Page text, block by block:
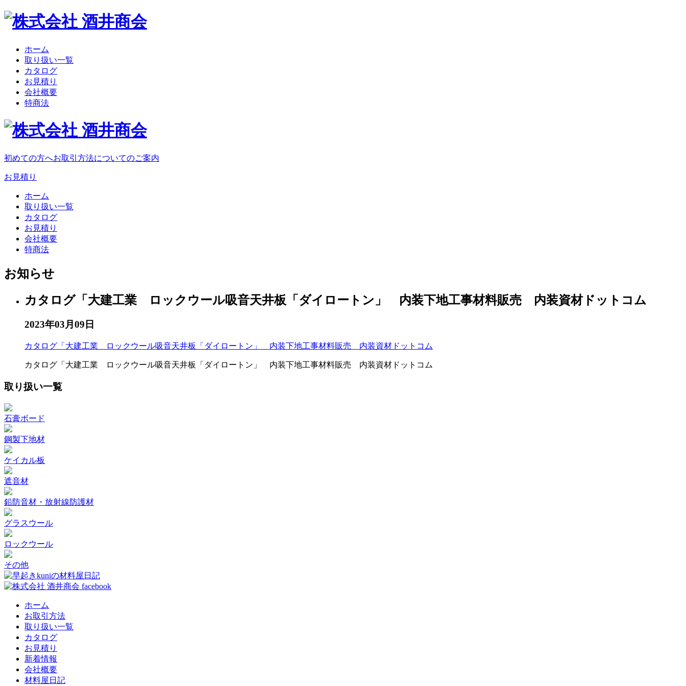
ホーム
取り扱い一覧
カタログ
お見積り
会社概要
特商法
初めての方へお取引方法についてのご案内
お見積り
ホーム
取り扱い一覧
カタログ
お見積り
会社概要
特商法
お知らせ
カタログ「大建工業 ロックウール吸音天井板「ダイロートン」 内装下地工事材料販売 内装資材ドットコム
2023年03月09日
カタログ「大建工業 ロックウール吸音天井板「ダイロートン」 内装下地工事材料販売 内装資材ドットコム
カタログ「大建工業 ロックウール吸音天井板「ダイロートン」 内装下地工事材料販売 内装資材ドットコム
取り扱い一覧
石膏ボード
鋼製下地材
ケイカル板
遮音材
鉛防音材・放射線防護材
グラスウール
ロックウール
その他
ホーム
お取引方法
取り扱い一覧
カタログ
お見積り
新着情報
会社概要
材料屋日記